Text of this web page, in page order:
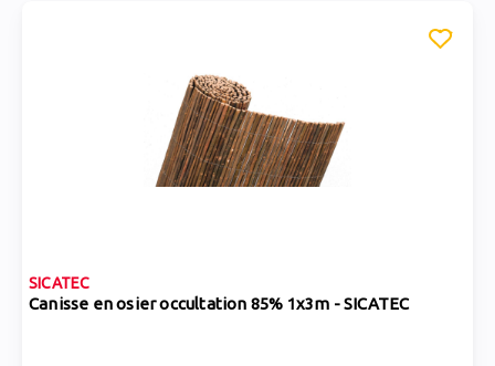
SICATEC
Canisse en osier occultation 85% 1x3m - SICATEC